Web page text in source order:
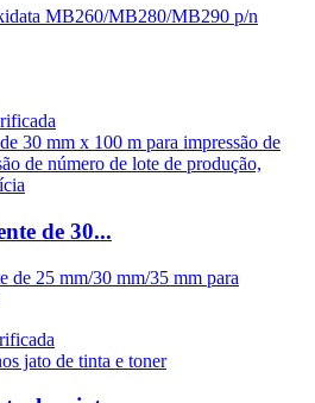
MB260/MB280/MB290 p/n
de 30...
de 25 mm/30 mm/35 mm para